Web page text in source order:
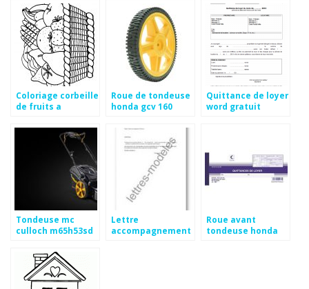
Coloriage corbeille
de fruits a
Roue de tondeuse
honda gcv 160
Quittance de loyer
word gratuit
Tondeuse mc
culloch m65h53sd
Lettre
accompagnement
Roue avant
tondeuse honda